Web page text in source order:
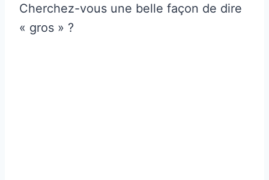
Cherchez-vous une belle façon de dire
« gros » ?